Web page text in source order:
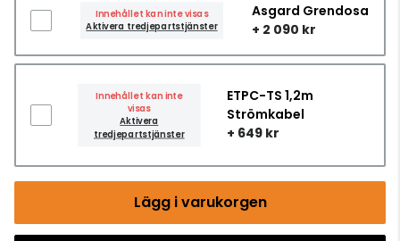
Innehållet kan inte visas
Aktivera tredjepartstjänster
Asgard Grendosa
+ 2 090 kr
Innehållet kan inte
visas
Aktivera
tredjepartstjänster
ETPC-TS 1,2m
Strömkabel
+ 649 kr
Lägg i varukorgen